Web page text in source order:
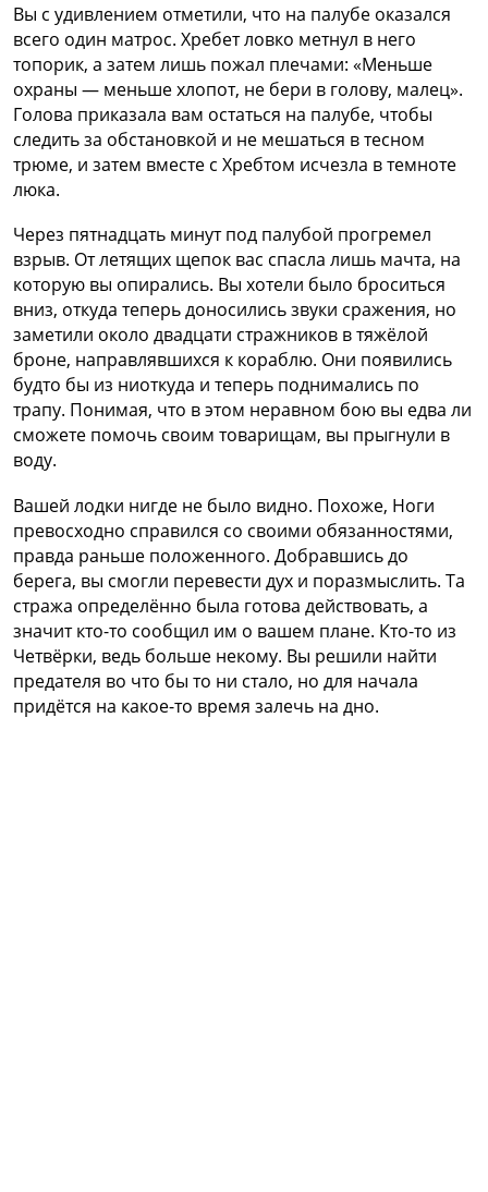
Вы с удивлением отметили, что на палубе оказался
всего один матрос. Хребет ловко метнул в него
топорик, а затем лишь пожал плечами: «Меньше
охраны — меньше хлопот, не бери в голову, малец».
Голова приказала вам остаться на палубе, чтобы
следить за обстановкой и не мешаться в тесном
трюме, и затем вместе с Хребтом исчезла в темноте
люка.
Через пятнадцать минут под палубой прогремел
взрыв. От летящих щепок вас спасла лишь мачта, на
которую вы опирались. Вы хотели было броситься
вниз, откуда теперь доносились звуки сражения, но
заметили около двадцати стражников в тяжёлой
броне, направлявшихся к кораблю. Они появились
будто бы из ниоткуда и теперь поднимались по
трапу. Понимая, что в этом неравном бою вы едва ли
сможете помочь своим товарищам, вы прыгнули в
воду.
Вашей лодки нигде не было видно. Похоже, Ноги
превосходно справился со своими обязанностями,
правда раньше положенного. Добравшись до
берега, вы смогли перевести дух и поразмыслить. Та
стража определённо была готова действовать, а
значит кто-то сообщил им о вашем плане. Кто-то из
Четвёрки, ведь больше некому. Вы решили найти
предателя во что бы то ни стало, но для начала
придётся на какое-то время залечь на дно.